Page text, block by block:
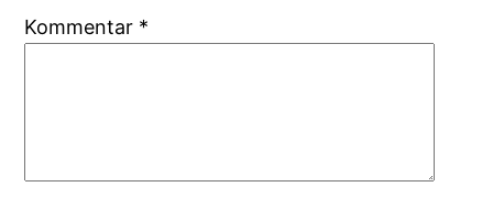
Kommentar *